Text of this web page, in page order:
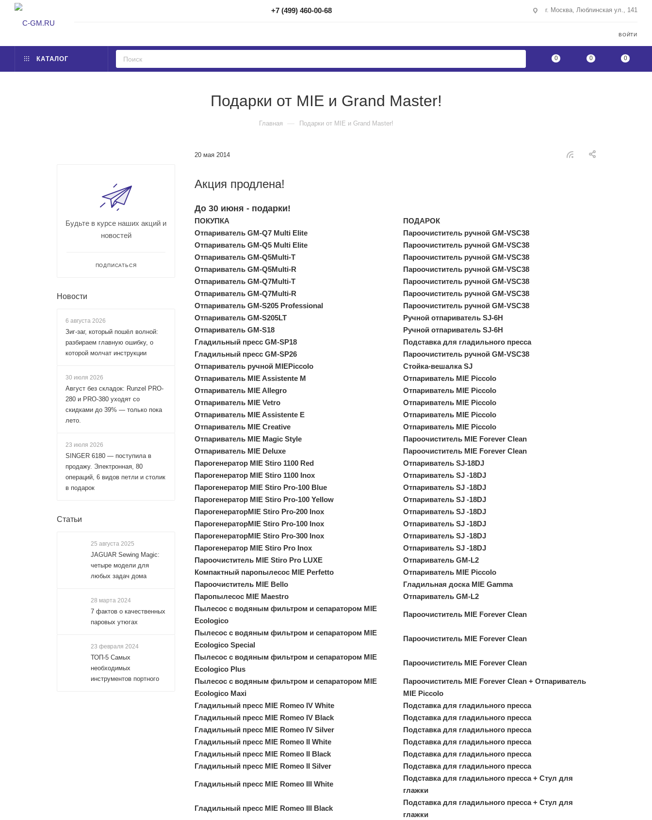
+7 (499) 460-00-68 г. Москва, Люблинская ул., 141
ВОЙТИ
КАТАЛОГ 0 0 0
Подарки от MIE и Grand Master!
Главная — Подарки от MIE и Grand Master!
20 мая 2014
Акция продлена!
До 30 июня - подарки!
ПОКУПКА
ПОДАРОК
Отпариватель GM-Q7 Multi Elite
Пароочиститель ручной GM-VSC38
Отпариватель GM-Q5 Multi Elite
Пароочиститель ручной GM-VSC38
Отпариватель GM-Q5Multi-T
Пароочиститель ручной GM-VSC38
Отпариватель GM-Q5Multi-R
Пароочиститель ручной GM-VSC38
Отпариватель GM-Q7Multi-T
Пароочиститель ручной GM-VSC38
Отпариватель GM-Q7Multi-R
Пароочиститель ручной GM-VSC38
Отпариватель GM-S205 Professional
Пароочиститель ручной GM-VSC38
Отпариватель GM-S205LT
Ручной отпариватель SJ-6H
Отпариватель GM-S18
Ручной отпариватель SJ-6H
Гладильный пресс GM-SP18
Подставка для гладильного пресса
Гладильный пресс GM-SP26
Пароочиститель ручной GM-VSC38
Отпариватель ручной MIEPiccolo
Стойка-вешалка SJ
Отпариватель MIE Assistente M
Отпариватель MIE Piccolo
Отпариватель MIE Allegro
Отпариватель MIE Piccolo
Отпариватель MIE Vetro
Отпариватель MIE Piccolo
Отпариватель MIE Assistente E
Отпариватель MIE Piccolo
Отпариватель MIE Creative
Отпариватель MIE Piccolo
Отпариватель MIE Magic Style
Пароочиститель MIE Forever Clean
Отпариватель MIE Deluxe
Пароочиститель MIE Forever Clean
Парогенератор MIE Stiro 1100 Red
Отпариватель SJ-18DJ
Парогенератор MIE Stiro 1100 Inox
Отпариватель SJ -18DJ
Парогенератор MIE Stiro Pro-100 Blue
Отпариватель SJ -18DJ
Парогенератор MIE Stiro Pro-100 Yellow
Отпариватель SJ -18DJ
ПарогенераторMIE Stiro Pro-200 Inox
Отпариватель SJ -18DJ
ПарогенераторMIE Stiro Pro-100 Inox
Отпариватель SJ -18DJ
ПарогенераторMIE Stiro Pro-300 Inox
Отпариватель SJ -18DJ
Парогенератор MIE Stiro Pro Inox
Отпариватель SJ -18DJ
Пароочиститель MIE Stiro Pro LUXE
Отпариватель GM-L2
Компактный паропылесос MIE Perfetto
Отпариватель MIE Piccolo
Пароочиститель MIE Bello
Гладильная доска MIE Gamma
Паропылесос MIE Maestro
Отпариватель GM-L2
Пылесос с водяным фильтром и сепаратором MIE
Ecologico
Пароочиститель MIE Forever Clean
Пылесос с водяным фильтром и сепаратором MIE
Ecologico Special
Пароочиститель MIE Forever Clean
Пылесос с водяным фильтром и сепаратором MIE
Ecologico Plus
Пароочиститель MIE Forever Clean
Пылесос с водяным фильтром и сепаратором MIE
Ecologico Maxi
Пароочиститель MIE Forever Clean + Отпариватель
MIE Piccolo
Гладильный пресс MIE Romeo IV White
Подставка для гладильного пресса
Гладильный пресс MIE Romeo IV Black
Подставка для гладильного пресса
Гладильный пресс MIE Romeo IV Silver
Подставка для гладильного пресса
Гладильный пресс MIE Romeo II White
Подставка для гладильного пресса
Гладильный пресс MIE Romeo II Black
Подставка для гладильного пресса
Гладильный пресс MIE Romeo II Silver
Подставка для гладильного пресса
Гладильный пресс MIE Romeo III White
Подставка для гладильного пресса + Стул для
глажки
Гладильный пресс MIE Romeo III Black
Подставка для гладильного пресса + Стул для
глажки
Будьте в курсе наших акций и
новостей
ПОДПИСАТЬСЯ
Новости
6 августа 2026
Зиг-заг, который пошёл волной:
разбираем главную ошибку, о
которой молчат инструкции
30 июля 2026
Август без складок: Runzel PRO-
280 и PRO-380 уходят со
скидками до 39% — только пока
лето.
23 июля 2026
SINGER 6180 — поступила в
продажу. Электронная, 80
операций, 6 видов петли и столик
в подарок
Статьи
25 августа 2025
JAGUAR Sewing Magic:
четыре модели для
любых задач дома
28 марта 2024
7 фактов о качественных
паровых утюгах
23 февраля 2024
ТОП-5 Самых
необходимых
инструментов портного